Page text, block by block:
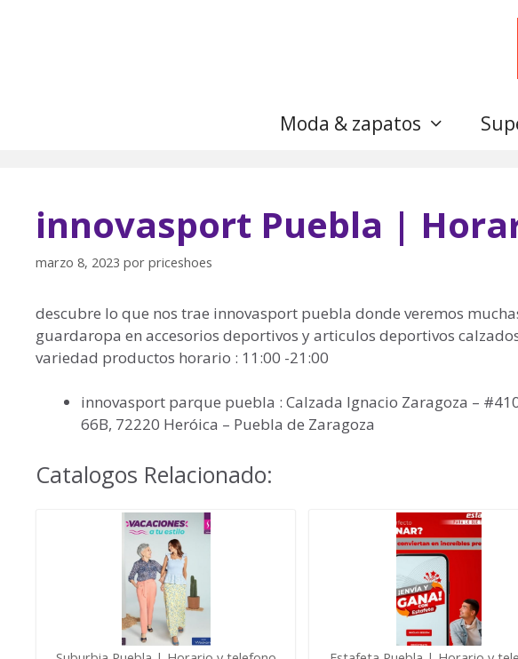
Moda & zapatos
innovasport Puebla |
marzo 8, 2023 por priceshoes
descubre lo que nos trae innovasport puebla donde veremos
guardaropa en accesorios deportivos y articulos deportivos
variedad productos horario : 11:00 -21:00
innovasport parque puebla : Calzada Ignacio Zaragoza –
66B, 72220 Heróica – Puebla de Zaragoza
Catalogos Relacionado: